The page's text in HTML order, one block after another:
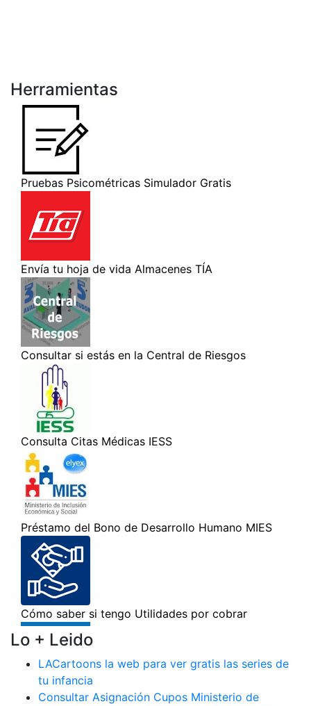
Herramientas
Lo + Leido
LACartoons la web para ver gratis las series de
tu infancia
Consultar Asignación Cupos Ministerio de